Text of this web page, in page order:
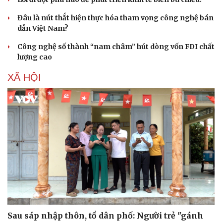
Đâu là nút thắt hiện thực hóa tham vọng công nghệ bán
dẫn Việt Nam?
Công nghệ số thành “nam châm” hút dòng vốn FDI chất
lượng cao
XÃ HỘI
Sau sáp nhập thôn, tổ dân phố: Người trẻ "gánh